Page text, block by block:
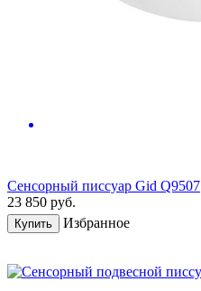
Сенсорный писсуар Gid Q9507
23 850 руб.
Купить Избранное